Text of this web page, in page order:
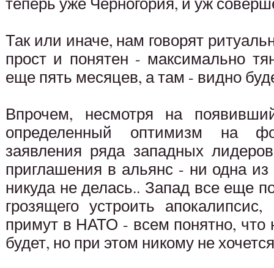
Так или иначе, нам говорят
прост и понятен - максимально
еще пять месяцев, а там - видно
Впрочем, несмотря на
определенный оптимизм на
заявления ряда западных
приглашения в альянс - ни одна
никуда не делась.. Запад все еще
грозящего устроить
примут в НАТО - всем понятно, что
будет, но при этом никому не